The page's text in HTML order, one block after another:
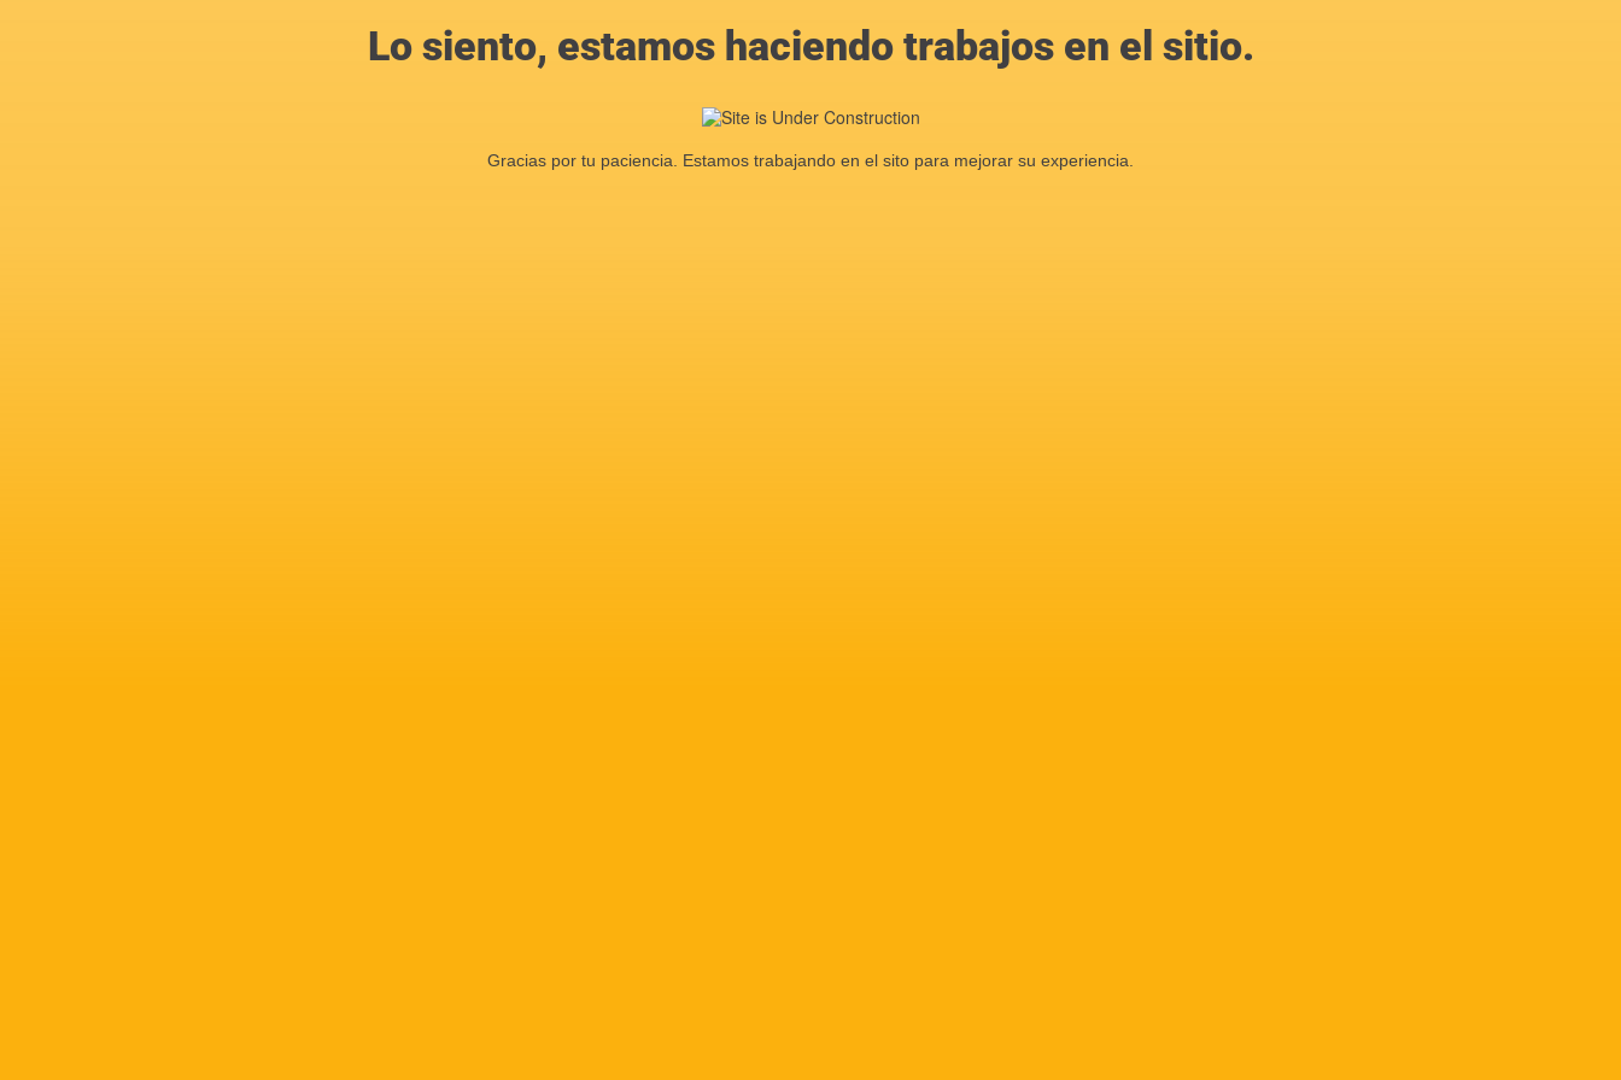
Lo siento, estamos haciendo trabajos en el sitio.
Gracias por tu paciencia. Estamos trabajando en el sito para mejorar su experiencia.